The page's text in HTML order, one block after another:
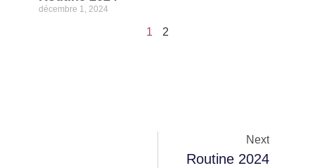
décembre 1, 2024
1 2
Next
Routine 2024